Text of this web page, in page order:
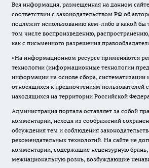
Вся информация, размещенная на данном
соответствии с законодательством РФ об
подлежит использованию кем-либо в какой
том числе воспроизведению,
как с письменного разрешения
«На информационном ресурсе применяются
технологии (информационные технологии
информации на основе сбора, систематизации
относящихся к предпочтениям пользователей
находящихся на территории Российской
Администрация портала оставляет за собой
комментарии, исходя из соображений
обсуждения тем и соблюдения
рекомендательных технологий. На сайте не
комментарии, содержащие нецензурную
межнациональную рознь, возбуждающие